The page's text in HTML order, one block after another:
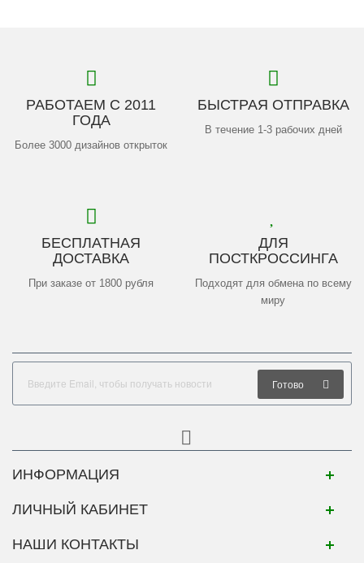
РАБОТАЕМ С 2011
ГОДА
Более 3000 дизайнов открыток
БЫСТРАЯ ОТПРАВКА
В течение 1-3 рабочих дней
БЕСПЛАТНАЯ
ДОСТАВКА
При заказе от 1800 рубля
ДЛЯ
ПОСТКРОССИНГА
Подходят для обмена по всему
миру
Готово
ИНФОРМАЦИЯ
ЛИЧНЫЙ КАБИНЕТ
НАШИ КОНТАКТЫ